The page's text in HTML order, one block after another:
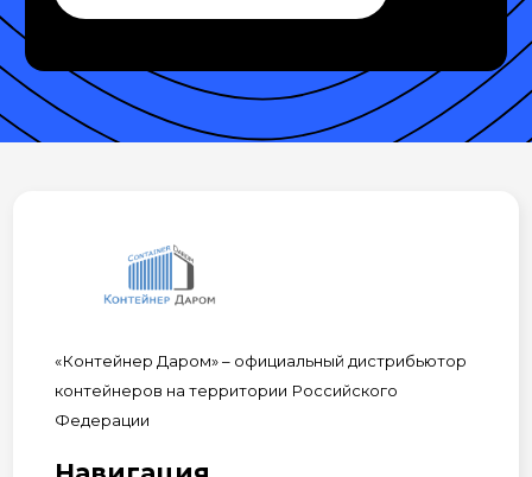
«Контейнер Даром» – официальный дистрибьютор
контейнеров на территории Российского
Федерации